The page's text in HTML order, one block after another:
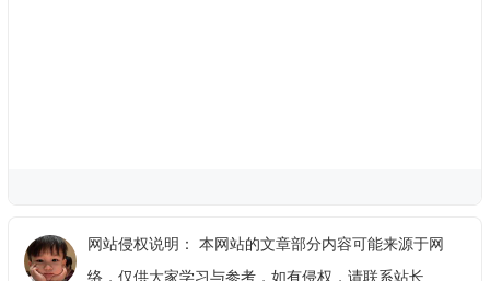
网站侵权说明： 本网站的文章部分内容可能来源于网
络，仅供大家学习与参考，如有侵权，请联系站长